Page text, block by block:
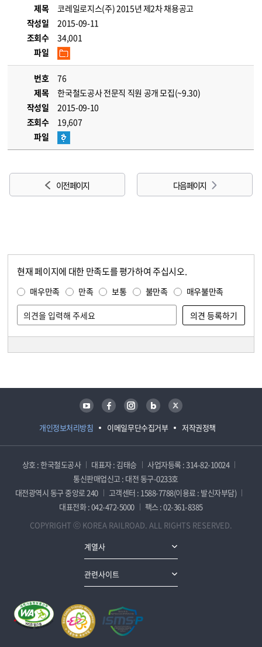
제목
코레일로지스(주) 2015년 제2차 채용공고
작성일
2015-09-11
조회수
34,001
파일
번호
76
제목
한국철도공사 전문직 직원 공개 모집(~9.30)
작성일
2015-09-10
조회수
19,607
파일
이전 페이지 다음 페이지
현재 페이지에 대한 만족도를 평가하여 주십시오.
매우만족 만족 보통 불만족 매우불만족
개인정보처리방침 이메일무단수집거부 저작권정책
유튜브 페이스북 인스타그램 블로그 트위터
상호 : 한국철도공사 대표자 : 김태승
사업자등록 : 314-82-10024
통신판매업신고 : 대전 동구-0233호
대전광역시 동구 중앙로 240
고객센터 : 1588-7788(이용료 : 발신자부담)
대표전화 : 042-472-5000
팩스 : 02-361-8385
COPYRIGHT ⓒ KOREA RAILROAD. ALL RIGHTS RESERVED.
계열사
관련사이트